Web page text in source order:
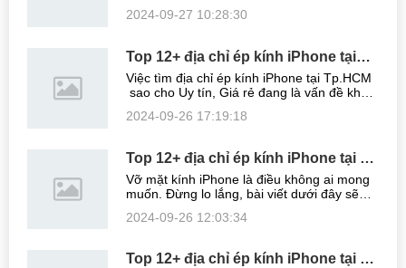
hiện nay. Tuy nhiên, để có thể tìm được một
2024-09-27 10:28:30
Top 12+ địa chỉ ép kính iPhone tại
Tp.HCM Giá rẻ, Lấy ngay
Việc tìm địa chỉ ép kính iPhone tại Tp.HCM
sao cho Uy tín, Giá rẻ đang là vấn đề khó
viết dưới đây, bạn sẽ được gợi ý những địa
2024-09-26 17:19:18
Top 12+ địa chỉ ép kính iPhone tại Đà
Nẵng Uy tín, Giá rẻ nhất hiện nay
Vỡ mặt kính iPhone là điều không ai mong
muốn. Đừng lo lắng, bài viết dưới đây sẽ
tại Đà Nẵng Uy tín, Giá rẻ và Lấy ngay. Bạn
2024-09-26 12:03:34
Top 12+ địa chỉ ép kính iPhone tại Hà